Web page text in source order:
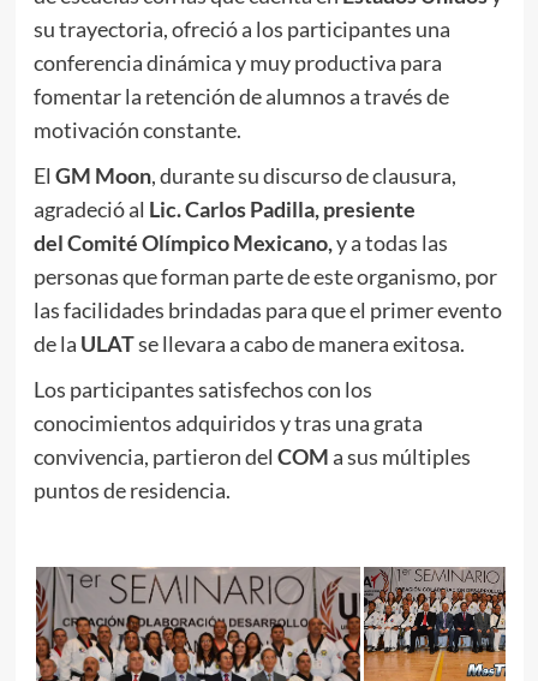
su trayectoria, ofreció a los participantes una
conferencia dinámica y muy productiva para
fomentar la retención de alumnos a través de
motivación constante.
El GM Moon, durante su discurso de clausura,
agradeció al Lic. Carlos Padilla, presiente
del Comité Olímpico Mexicano,y a todas las
personas que forman parte de este organismo, por
las facilidades brindadas para que el primer evento
de la ULATse llevara a cabo de manera exitosa.
Los participantes satisfechos con los
conocimientos adquiridos y tras una grata
convivencia, partieron del COMa sus múltiples
puntos de residencia.